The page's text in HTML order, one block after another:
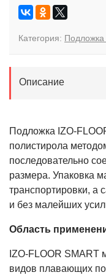
Категория: Подложка
Описание
Подложка IZO-
полистирола
последовательно
размера. Упаковка
транспортировки, а
и без малейших
Область
IZO-FLOOR SMART
видов плавающих